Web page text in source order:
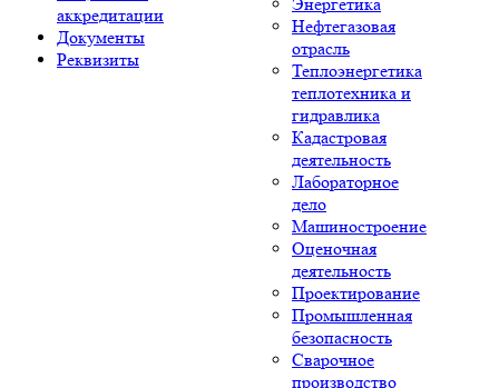
аккредитации
Документы
Реквизиты
Нефтегазовая
отрасль
Теплоэнергетика
теплотехника и
гидравлика
Кадастровая
деятельность
Лабораторное
дело
Машиностроение
Оценочная
деятельность
Проектирование
Промышленная
безопасность
Сварочное
производство